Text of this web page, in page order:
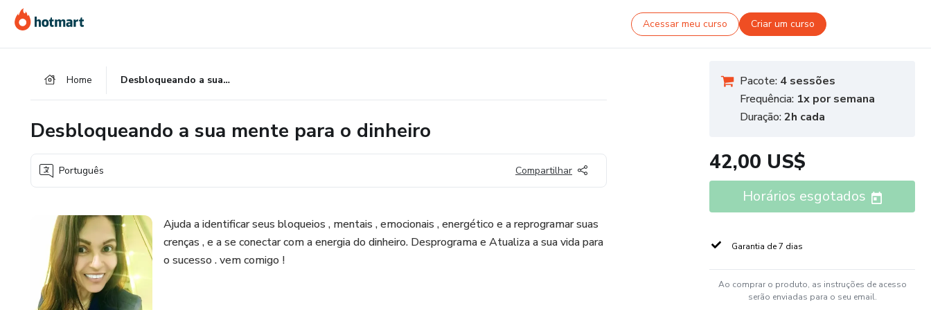
para
o
para
o
para
o
Acessar meu curso Criar um curso
Home Desbloqueando a sua mente para o dinheiro
Desbloqueando a sua mente para o dinheiro
Português Compartilhar
Ajuda a identificar seus bloqueios , mentais , emocionais , energético e a reprogramar suas
crenças , e a se conectar com a energia do dinheiro. Desprograma e Atualiza a sua vida para
o sucesso . vem comigo !
Pacote: 4 sessões
Frequência: 1x por semana
Duração:2h cada
42,00 US$
Horários esgotados
Garantia de 7 dias
Ao comprar o produto, as instruções de acesso
serão enviadas para o seu email.